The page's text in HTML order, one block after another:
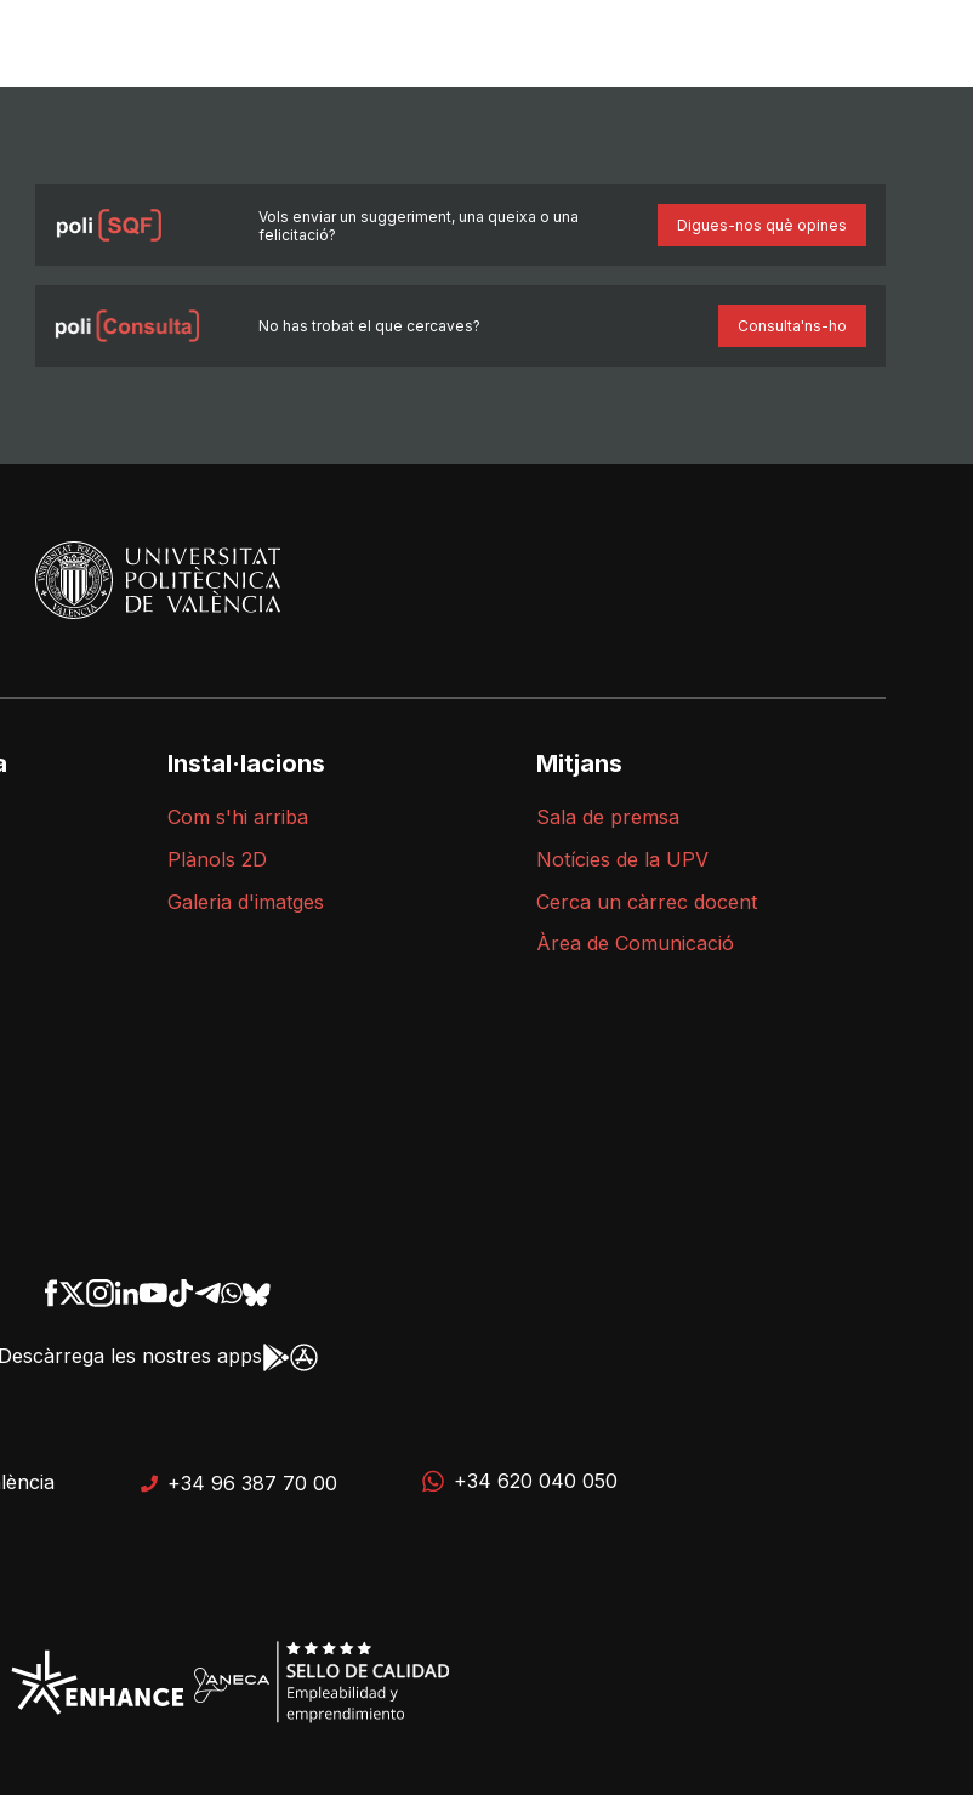
Vols enviar un suggeriment, una queixa o una
felicitació?
Digues-nos què opines
No has trobat el que cercaves? Consulta'ns-ho
Instal·lacions
Com s'hi arriba
Plànols 2D
Galeria d'imatges
Mitjans
Sala de premsa
Notícies de la UPV
Cerca un càrrec docent
Àrea de Comunicació
Descàrrega les nostres apps
+34 96 387 70 00 +34 620 040 050